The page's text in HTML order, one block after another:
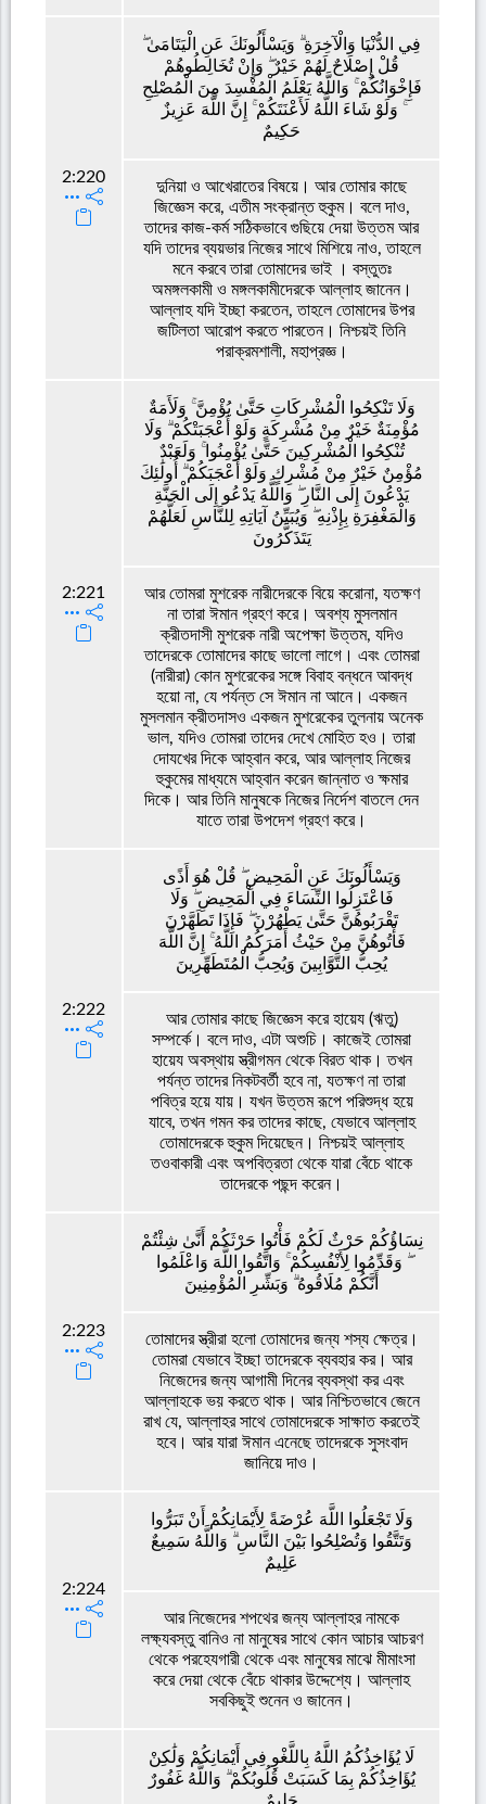
2:220
فِي الدُّنْيَا وَالْآخِرَةِ ۗ وَيَسْأَلُونَكَ عَنِ الْيَتَامَىٰ ۖ
قُلْ إِصْلَاحٌ لَهُمْ خَيْرٌ ۖ وَإِنْ تُخَالِطُوهُمْ
فَإِخْوَانُكُمْ ۚ وَاللَّهُ يَعْلَمُ الْمُفْسِدَ مِنَ الْمُصْلِحِ
ۚ وَلَوْ شَاءَ اللَّهُ لَأَعْنَتَكُمْ ۚ إِنَّ اللَّهَ عَزِيزٌ
حَكِيمٌ
দুনিয়া ও আখেরাতের বিষয়ে। আর তোমার কাছে
জিজ্ঞেস করে, এতীম সংক্রান্ত হুকুম। বলে দাও,
তাদের কাজ-কর্ম সঠিকভাবে গুছিয়ে দেয়া উত্তম আর
যদি তাদের ব্যয়ভার নিজের সাথে মিশিয়ে নাও, তাহলে
মনে করবে তারা তোমাদের ভাই । বস্তুতঃ
অমঙ্গলকামী ও মঙ্গলকামীদেরকে আল্লাহ জানেন।
আল্লাহ যদি ইচ্ছা করতেন, তাহলে তোমাদের উপর
জটিলতা আরোপ করতে পারতেন। নিশ্চয়ই তিনি
পরাক্রমশালী, মহাপ্রজ্ঞ।
2:221
وَلَا تَنْكِحُوا الْمُشْرِكَاتِ حَتَّىٰ يُؤْمِنَّ ۚ وَلَأَمَةٌ
مُؤْمِنَةٌ خَيْرٌ مِنْ مُشْرِكَةٍ وَلَوْ أَعْجَبَتْكُمْ ۗ وَلَا
تُنْكِحُوا الْمُشْرِكِينَ حَتَّىٰ يُؤْمِنُوا ۚ وَلَعَبْدٌ
مُؤْمِنٌ خَيْرٌ مِنْ مُشْرِكٍ وَلَوْ أَعْجَبَكُمْ ۗ أُولَٰئِكَ
يَدْعُونَ إِلَى النَّارِ ۖ وَاللَّهُ يَدْعُو إِلَى الْجَنَّةِ
وَالْمَغْفِرَةِ بِإِذْنِهِ ۖ وَيُبَيِّنُ آيَاتِهِ لِلنَّاسِ لَعَلَّهُمْ
يَتَذَكَّرُونَ
আর তোমরা মুশরেক নারীদেরকে বিয়ে করোনা, যতক্ষণ
না তারা ঈমান গ্রহণ করে। অবশ্য মুসলমান
ক্রীতদাসী মুশরেক নারী অপেক্ষা উত্তম, যদিও
তাদেরকে তোমাদের কাছে ভালো লাগে। এবং তোমরা
(নারীরা) কোন মুশরেকের সঙ্গে বিবাহ বন্ধনে আবদ্ধ
হয়ো না, যে পর্যন্ত সে ঈমান না আনে। একজন
মুসলমান ক্রীতদাসও একজন মুশরেকের তুলনায় অনেক
ভাল, যদিও তোমরা তাদের দেখে মোহিত হও। তারা
দোযখের দিকে আহ্বান করে, আর আল্লাহ নিজের
হুকুমের মাধ্যমে আহ্বান করেন জান্নাত ও ক্ষমার
দিকে। আর তিনি মানুষকে নিজের নির্দেশ বাতলে দেন
যাতে তারা উপদেশ গ্রহণ করে।
2:222
وَيَسْأَلُونَكَ عَنِ الْمَحِيضِ ۖ قُلْ هُوَ أَذًى
فَاعْتَزِلُوا النِّسَاءَ فِي الْمَحِيضِ ۖ وَلَا
تَقْرَبُوهُنَّ حَتَّىٰ يَطْهُرْنَ ۖ فَإِذَا تَطَهَّرْنَ
فَأْتُوهُنَّ مِنْ حَيْثُ أَمَرَكُمُ اللَّهُ ۚ إِنَّ اللَّهَ
يُحِبُّ التَّوَّابِينَ وَيُحِبُّ الْمُتَطَهِّرِينَ
আর তোমার কাছে জিজ্ঞেস করে হায়েয (ঋতু)
সম্পর্কে। বলে দাও, এটা অশুচি। কাজেই তোমরা
হায়েয অবস্থায় স্ত্রীগমন থেকে বিরত থাক। তখন
পর্যন্ত তাদের নিকটবর্তী হবে না, যতক্ষণ না তারা
পবিত্র হয়ে যায়। যখন উত্তম রূপে পরিশুদ্ধ হয়ে
যাবে, তখন গমন কর তাদের কাছে, যেভাবে আল্লাহ
তোমাদেরকে হুকুম দিয়েছেন। নিশ্চয়ই আল্লাহ
তওবাকারী এবং অপবিত্রতা থেকে যারা বেঁচে থাকে
তাদেরকে পছন্দ করেন।
2:223
نِسَاؤُكُمْ حَرْثٌ لَكُمْ فَأْتُوا حَرْثَكُمْ أَنَّىٰ شِئْتُمْ
ۖ وَقَدِّمُوا لِأَنْفُسِكُمْ ۚ وَاتَّقُوا اللَّهَ وَاعْلَمُوا
أَنَّكُمْ مُلَاقُوهُ ۗ وَبَشِّرِ الْمُؤْمِنِينَ
তোমাদের স্ত্রীরা হলো তোমাদের জন্য শস্য ক্ষেত্র।
তোমরা যেভাবে ইচ্ছা তাদেরকে ব্যবহার কর। আর
নিজেদের জন্য আগামী দিনের ব্যবস্থা কর এবং
আল্লাহকে ভয় করতে থাক। আর নিশ্চিতভাবে জেনে
রাখ যে, আল্লাহর সাথে তোমাদেরকে সাক্ষাত করতেই
হবে। আর যারা ঈমান এনেছে তাদেরকে সুসংবাদ
জানিয়ে দাও।
2:224
وَلَا تَجْعَلُوا اللَّهَ عُرْضَةً لِأَيْمَانِكُمْ أَنْ تَبَرُّوا
وَتَتَّقُوا وَتُصْلِحُوا بَيْنَ النَّاسِ ۗ وَاللَّهُ سَمِيعٌ
عَلِيمٌ
আর নিজেদের শপথের জন্য আল্লাহর নামকে
লক্ষ্যবস্তু বানিও না মানুষের সাথে কোন আচার আচরণ
থেকে পরহেযগারী থেকে এবং মানুষের মাঝে মীমাংসা
করে দেয়া থেকে বেঁচে থাকার উদ্দেশ্যে। আল্লাহ
সবকিছুই শুনেন ও জানেন।
لَا يُؤَاخِذُكُمُ اللَّهُ بِاللَّغْوِ فِي أَيْمَانِكُمْ وَلَٰكِنْ
يُؤَاخِذُكُمْ بِمَا كَسَبَتْ قُلُوبُكُمْ ۗ وَاللَّهُ غَفُورٌ
حَلِيمٌ